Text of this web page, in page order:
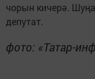
чорын кичерә.
депутат.
фото: «Татар-